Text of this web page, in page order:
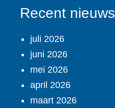
Recent nieuws
juli 2026
juni 2026
mei 2026
april 2026
maart 2026